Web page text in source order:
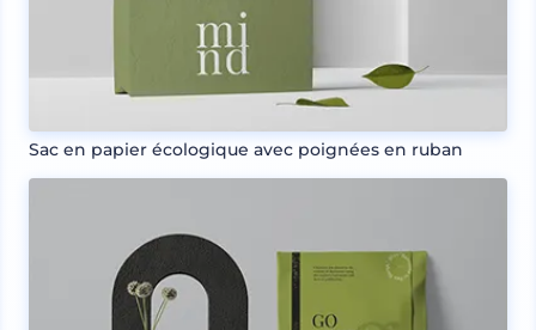
Sac en papier écologique avec poignées en ruban